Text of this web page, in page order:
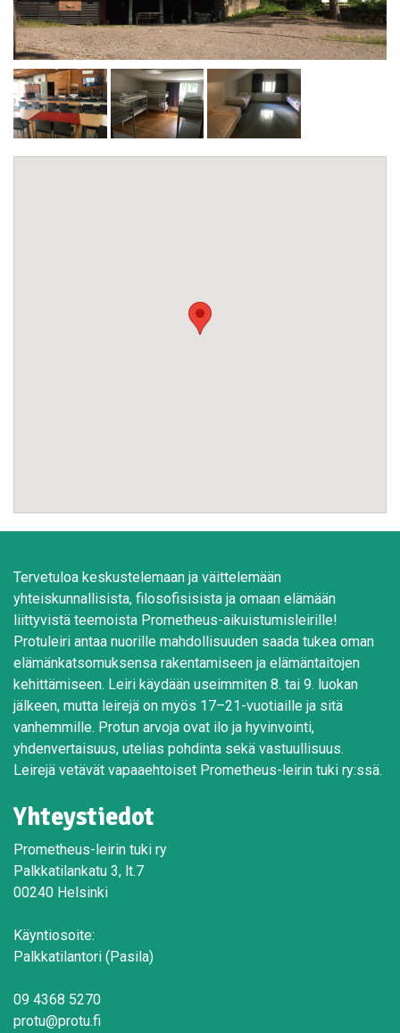
Tervetuloa keskustelemaan ja väittelemään
yhteiskunnallisista, filosofisisista ja omaan elämään
liittyvistä teemoista Prometheus-aikuistumisleirille!
Protuleiri antaa nuorille mahdollisuuden saada tukea oman
elämänkatsomuksensa rakentamiseen ja elämäntaitojen
kehittämiseen. Leiri käydään useimmiten 8. tai 9. luokan
jälkeen, mutta leirejä on myös 17–21-vuotiaille ja sitä
vanhemmille. Protun arvoja ovat ilo ja hyvinvointi,
yhdenvertaisuus, utelias pohdinta sekä vastuullisuus.
Leirejä vetävät vapaaehtoiset Prometheus-leirin tuki ry:ssä.
Yhteystiedot
Prometheus-leirin tuki ry
Palkkatilankatu 3, lt.7
00240 Helsinki
Käyntiosoite:
Palkkatilantori (Pasila)
09 4368 5270
protu@protu.fi